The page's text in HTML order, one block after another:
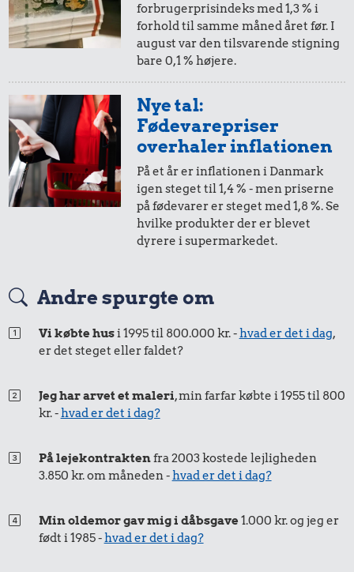
forbrugerprisindeks med 1,3 % i
forhold til samme måned året før. I
august var den tilsvarende stigning
bare 0,1 % højere.
Nye tal:
Fødevarepriser
overhaler inflationen
På et år er inflationen i Danmark
igen steget til 1,4 % - men priserne
på fødevarer er steget med 1,8 %. Se
hvilke produkter der er blevet
dyrere i supermarkedet.
Andre spurgte om
Vi købte husi 1995 til 800.000 kr. -hvad er det i dag,
er det steget eller faldet?
Jeg har arvet et maleri, min farfar købte i 1955 til 800
kr. -hvad er det i dag?
På lejekontraktenfra 2003 kostede lejligheden
3.850 kr. om måneden -hvad er det i dag?
Min oldemor gav mig i dåbsgave1.000 kr. og jeg er
født i 1985 -hvad er det i dag?